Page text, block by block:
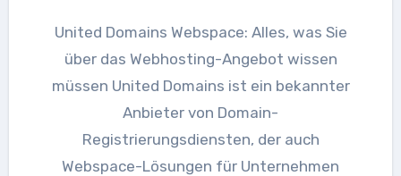
United Domains Webspace: Alles, was Sie
über das Webhosting-Angebot wissen
müssen United Domains ist ein bekannter
Anbieter von Domain-
Registrierungsdiensten, der auch
Webspace-Lösungen für Unternehmen